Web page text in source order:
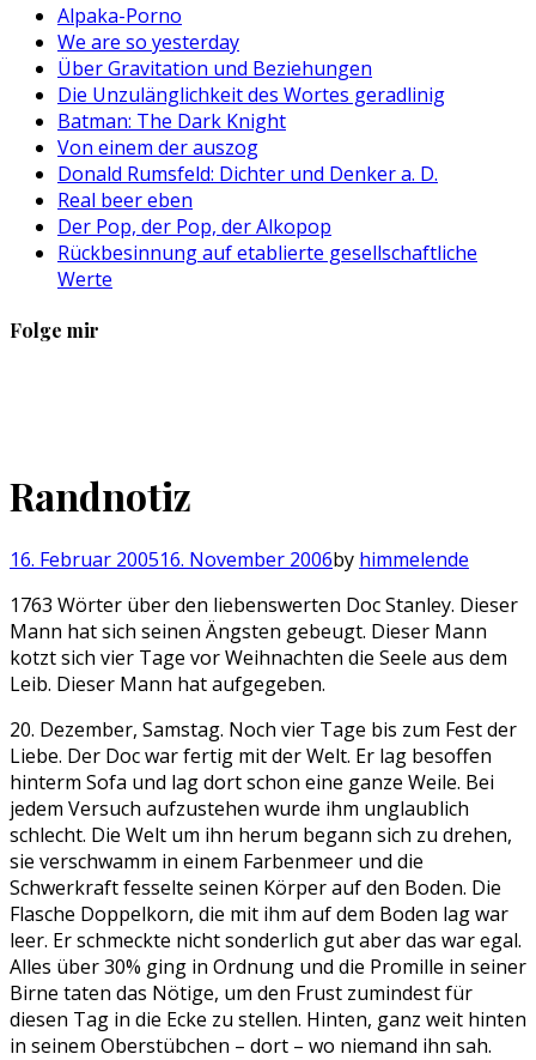
Alpaka-Porno
We are so yesterday
Über Gravitation und Beziehungen
Die Unzulänglichkeit des Wortes geradlinig
Batman: The Dark Knight
Von einem der auszog
Donald Rumsfeld: Dichter und Denker a. D.
Real beer eben
Der Pop, der Pop, der Alkopop
Rückbesinnung auf etablierte gesellschaftliche
Werte
Folge mir
anzeigen
anzeigen
anzeigen
anzeigen
Randnotiz
16. Februar 200516. November 2006by himmelende
1763 Wörter über den liebenswerten Doc Stanley. Dieser
Mann hat sich seinen Ängsten gebeugt. Dieser Mann
kotzt sich vier Tage vor Weihnachten die Seele aus dem
Leib. Dieser Mann hat aufgegeben.
20. Dezember, Samstag. Noch vier Tage bis zum Fest der
Liebe. Der Doc war fertig mit der Welt. Er lag besoffen
hinterm Sofa und lag dort schon eine ganze Weile. Bei
jedem Versuch aufzustehen wurde ihm unglaublich
schlecht. Die Welt um ihn herum begann sich zu drehen,
sie verschwamm in einem Farbenmeer und die
Schwerkraft fesselte seinen Körper auf den Boden. Die
Flasche Doppelkorn, die mit ihm auf dem Boden lag war
leer. Er schmeckte nicht sonderlich gut aber das war egal.
Alles über 30% ging in Ordnung und die Promille in seiner
Birne taten das Nötige, um den Frust zumindest für
diesen Tag in die Ecke zu stellen. Hinten, ganz weit hinten
in seinem Oberstübchen – dort – wo niemand ihn sah.